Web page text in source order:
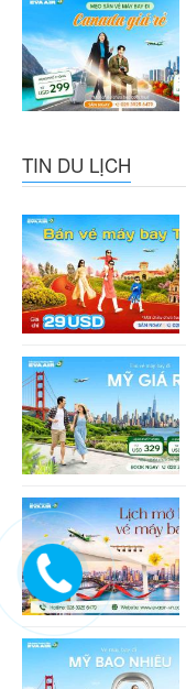
TIN DU LỊCH